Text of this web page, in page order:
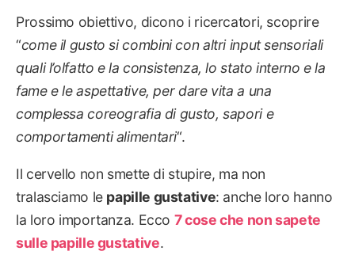
Prossimo obiettivo, dicono i ricercatori, scoprire
“come il gusto si combini con altri input sensoriali
quali l’olfatto e la consistenza, lo stato interno e la
fame e le aspettative, per dare vita a una
complessa coreografia di gusto, sapori e
comportamenti alimentari“.
Il cervello non smette di stupire, ma non
tralasciamo le papille gustative: anche loro hanno
la loro importanza. Ecco 7 cose che non sapete
sulle papille gustative.